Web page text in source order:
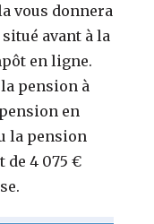
vous donnera
avant à la
en ligne.
pension à
en
la pension
4 075 €